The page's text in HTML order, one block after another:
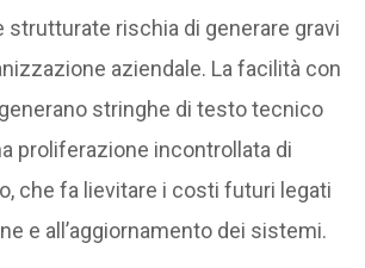
strutturate rischia di generare gravi
aziendale. La facilità con
stringhe di testo tecnico
proliferazione incontrollata di
che fa lievitare i costi futuri legati
e all’aggiornamento dei sistemi.